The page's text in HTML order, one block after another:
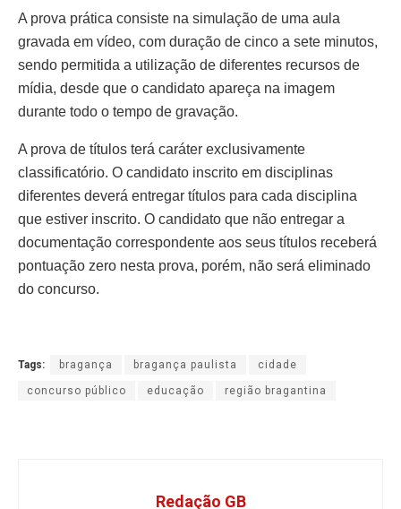
A prova prática consiste na simulação de uma aula
gravada em vídeo, com duração de cinco a sete minutos,
sendo permitida a utilização de diferentes recursos de
mídia, desde que o candidato apareça na imagem
durante todo o tempo de gravação.
A prova de títulos terá caráter exclusivamente
classificatório. O candidato inscrito em disciplinas
diferentes deverá entregar títulos para cada disciplina
que estiver inscrito. O candidato que não entregar a
documentação correspondente aos seus títulos receberá
pontuação zero nesta prova, porém, não será eliminado
do concurso.
Tags: bragança bragança paulista cidade
concurso público educação região bragantina
Redação GB